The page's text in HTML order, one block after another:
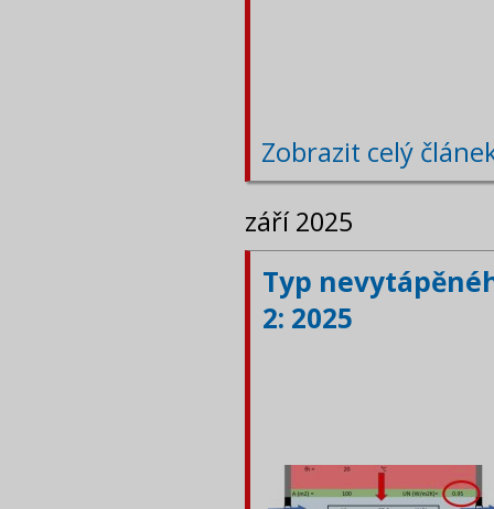
Zobrazit celý
září 2025
Typ
2: 2025